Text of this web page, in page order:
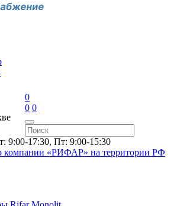
0
0 0
9:00-17:30, Пт: 9:00-15:30
компании «РИФАР» на территории РФ